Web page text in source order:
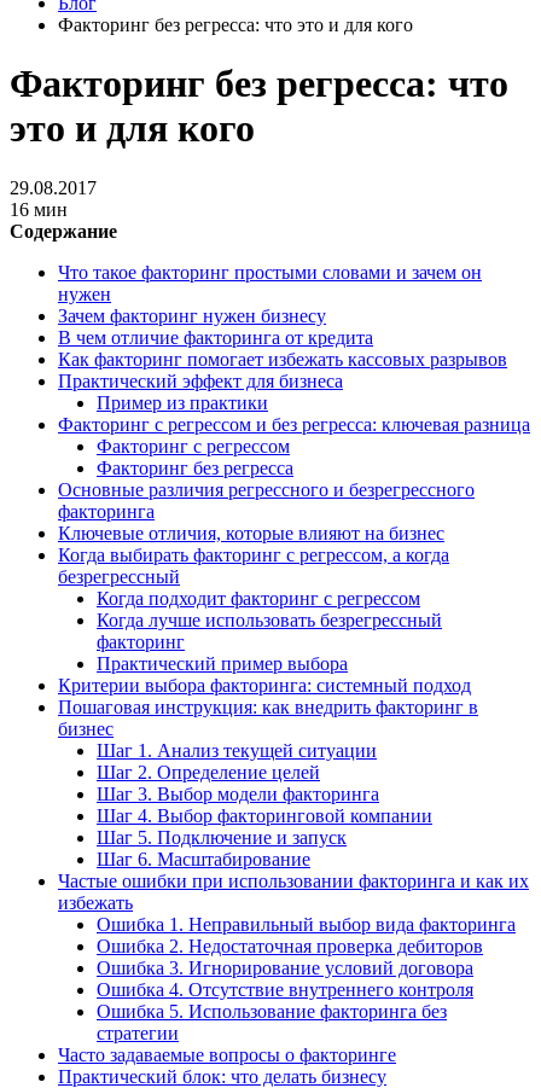
Факторинг без регресса: что это и для кого
Факторинг без регресса: что
это и для кого
29.08.2017
16 мин
Содержание
Что такое факторинг простыми словами и зачем он
нужен
Зачем факторинг нужен бизнесу
В чем отличие факторинга от кредита
Как факторинг помогает избежать кассовых разрывов
Практический эффект для бизнеса
Пример из практики
Факторинг с регрессом и без регресса: ключевая разница
Факторинг с регрессом
Факторинг без регресса
Основные различия регрессного и безрегрессного
факторинга
Ключевые отличия, которые влияют на бизнес
Когда выбирать факторинг с регрессом, а когда
безрегрессный
Когда подходит факторинг с регрессом
Когда лучше использовать безрегрессный
факторинг
Практический пример выбора
Критерии выбора факторинга: системный подход
Пошаговая инструкция: как внедрить факторинг в
бизнес
Шаг 1. Анализ текущей ситуации
Шаг 2. Определение целей
Шаг 3. Выбор модели факторинга
Шаг 4. Выбор факторинговой компании
Шаг 5. Подключение и запуск
Шаг 6. Масштабирование
Частые ошибки при использовании факторинга и как их
избежать
Ошибка 1. Неправильный выбор вида факторинга
Ошибка 2. Недостаточная проверка дебиторов
Ошибка 3. Игнорирование условий договора
Ошибка 4. Отсутствие внутреннего контроля
Ошибка 5. Использование факторинга без
стратегии
Часто задаваемые вопросы о факторинге
Практический блок: что делать бизнесу